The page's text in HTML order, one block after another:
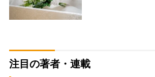
注目の著者・連載